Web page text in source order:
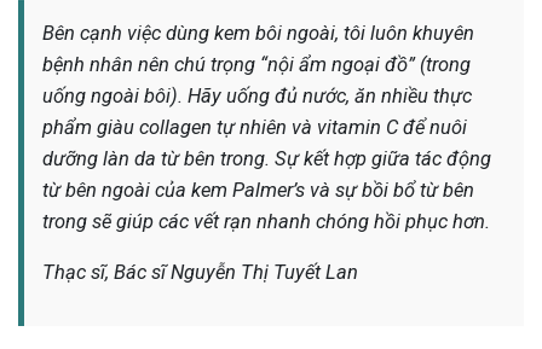
Bên cạnh việc dùng kem bôi ngoài, tôi luôn khuyên
bệnh nhân nên chú trọng “nội ẩm ngoại đồ” (trong
uống ngoài bôi). Hãy uống đủ nước, ăn nhiều thực
phẩm giàu collagen tự nhiên và vitamin C để nuôi
dưỡng làn da từ bên trong. Sự kết hợp giữa tác động
từ bên ngoài của kem Palmer’s và sự bồi bổ từ bên
trong sẽ giúp các vết rạn nhanh chóng hồi phục hơn.
Thạc sĩ, Bác sĩ Nguyễn Thị Tuyết Lan